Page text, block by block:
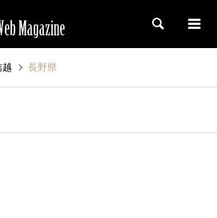
検索
越 長野県